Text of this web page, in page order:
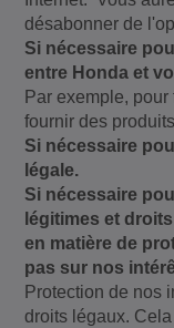
désabonner de
Si nécessaire
entre Honda et
Par exemple,
fournir des
Si nécessaire
légale.
Si nécessaire
légitimes et
en matière de
pas sur nos
Protection de nos
droits légaux.